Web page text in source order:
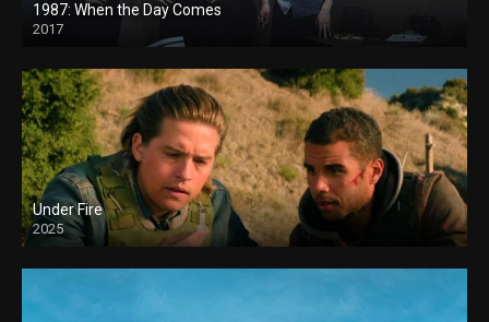
1987: When the Day Comes
2017
Under Fire
2025